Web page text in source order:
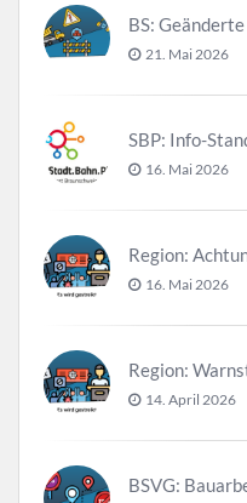
BS:
21. Mai 2026
16. Mai 2026
16. Mai 2026
14. April 2026